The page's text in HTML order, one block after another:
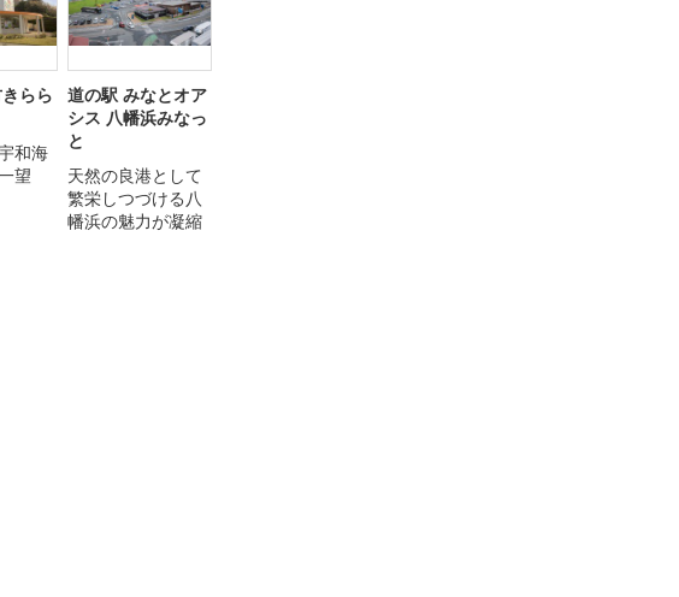
らら
和海
望
道の駅 みなとオア
シス 八幡浜みなっ
と
天然の良港として
繁栄しつづける八
幡浜の魅力が凝縮